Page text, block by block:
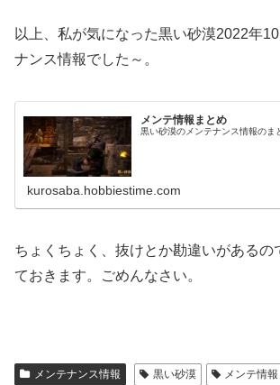
以上、私が気になった黒い砂漠2022年
ナンス情報でした～。
メンテ情報まとめ
黒い砂漠のメンテナンス情報のま
kurosaba.hobbiestime.com
ちょくちょく、抜けとか勘違いがあるの
ておきます。ごめんなさい。
メンテナンス情報 黒い砂漠 メンテ情報